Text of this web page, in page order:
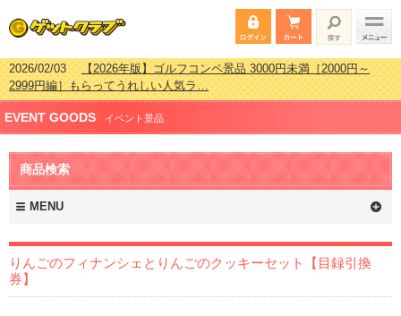
2026/02/03【2026年版】ゴルフコンペ景品 3000円未満［2000円～
2999円編］もらってうれしい人気ラ…
2026/07/15【2026年版】ビンゴゲーム景品おすすめ金額別人気ランキ
ング 更新しました！
2026/04/03【2026年版】ゴルフコンペ景品 3000円未満［2000円～
2999円編］もらってうれしい人気ラ…
2026/02/16
新しました！
EVENT GOODS イベント景品
商品検索
MENU
りんごのフィナンシェとりんごのクッキーセット【目録引換
券】